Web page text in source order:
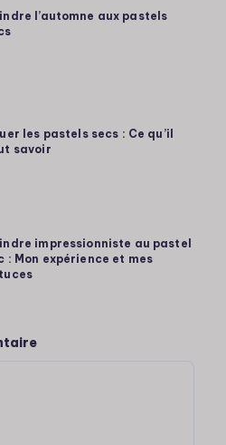
l’automne aux pastels
les pastels secs : Ce qu’il
savoir
impressionniste au pastel
: Mon expérience et mes